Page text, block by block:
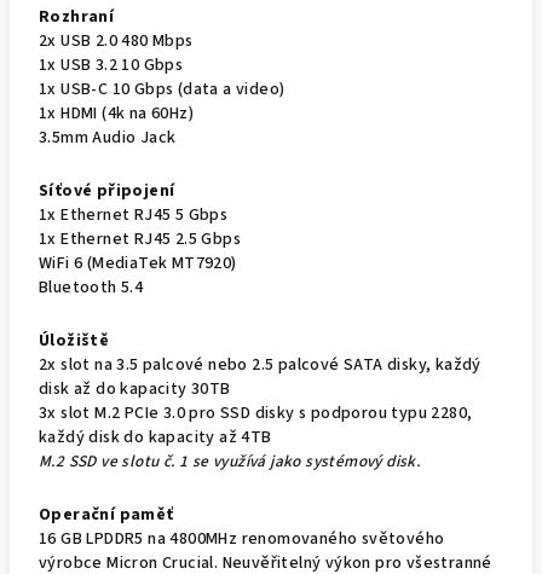
Rozhraní
2x USB 2.0 480 Mbps
1x USB 3.2 10 Gbps
1x USB-C 10 Gbps (data a video)
1x HDMI (4k na 60Hz)
3.5mm Audio Jack
Síťové připojení
1x Ethernet RJ45 5 Gbps
1x Ethernet RJ45 2.5 Gbps
WiFi 6 (MediaTek MT7920)
Bluetooth 5.4
Úložiště
2x slot na 3.5 palcové nebo 2.5 palcové SATA disky, každý
disk až do kapacity 30TB
3x slot M.2 PCIe 3.0 pro SSD disky s podporou typu 2280,
každý disk do kapacity až 4TB
M.2 SSD ve slotu č. 1 se využívá jako systémový disk.
Operační paměť
16 GB LPDDR5 na 4800MHz renomovaného světového
výrobce Micron Crucial. Neuvěřitelný výkon pro všestranné